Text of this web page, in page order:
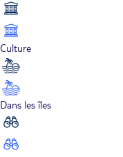
Culture
Dans les îles